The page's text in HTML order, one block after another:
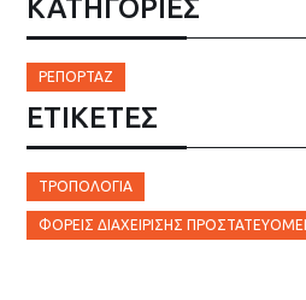
ΚΑΤΗΓΟΡΙΕΣ
ΡΕΠΟΡΤΆΖ
ΕΤΙΚΈΤΕΣ
ΤΡΟΠΟΛΟΓΙΆ
ΦΟΡΕΊΣ ΔΙΑΧΕΊΡΙΣΗΣ